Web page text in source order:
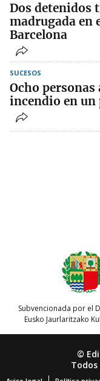
Dos detenidos
madrugada en
Barcelona
SUCESOS
Ocho
incendio en un
Subvencionada por el
Eusko Jaurlaritzako
©
Todos